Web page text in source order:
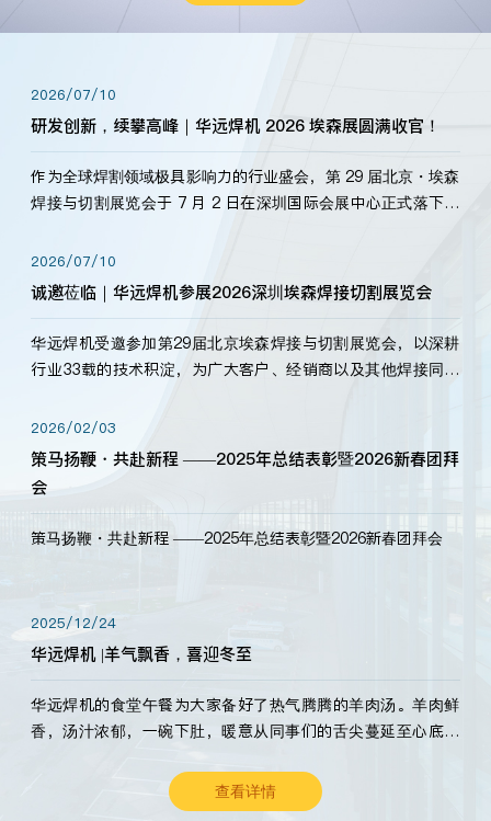
2026/07/10
研发创新，续攀高峰｜华远焊机 2026 埃森展圆满收官！
作为全球焊割领域极具影响力的行业盛会，第 29 届北京・埃森
焊接与切割展览会于 7 月 2 日在深圳国际会展中心正式落下帷
标准，持之以恒研发新产品、新技术。新老客户、行业伙伴、
海内外客户为目睹公司发布的新产…
2026/07/10
诚邀莅临｜华远焊机参展2026深圳埃森焊接切割展览会
华远焊机受邀参加第29届北京埃森焊接与切割展览会，以深耕
行业33载的技术积淀，为广大客户、经销商以及其他焊接同仁
2026/02/03
策马扬鞭・共赴新程 ——2025年总结表彰暨2026新春团拜
会
策马扬鞭・共赴新程 ——2025年总结表彰暨2026新春团拜会
2025/12/24
华远焊机 |羊气飘香，喜迎冬至
华远焊机的食堂午餐为大家备好了热气腾腾的羊肉汤。羊肉鲜
香，汤汁浓郁，一碗下肚，暖意从同事们的舌尖蔓延至心底。
查看详情